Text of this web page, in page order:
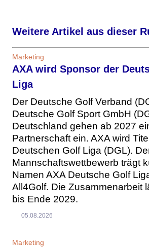
Weitere Artikel aus dieser
Marketing
AXA wird Sponsor der
Liga
Der Deutsche Golf Verband
Deutsche Golf Sport GmbH
Deutschland gehen ab 2027
Partnerschaft ein. AXA wird
Deutschen Golf Liga (DGL).
Mannschaftswettbewerb trägt
Namen AXA Deutsche Golf
All4Golf. Die Zusammenarbeit
bis Ende 2029.
05.08.2026
Marketing